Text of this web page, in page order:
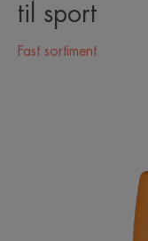
til sport
Fast sortiment